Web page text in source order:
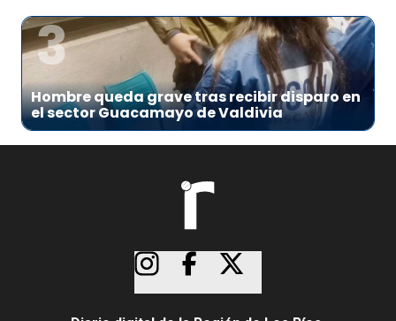
3
Hombre queda grave tras recibir disparo en
el sector Guacamayo de Valdivia